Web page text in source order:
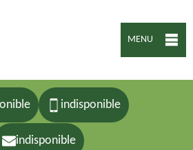
MENU
indisponible
indisponible